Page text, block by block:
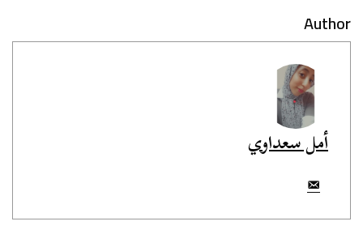
Author
أمل سعداوي